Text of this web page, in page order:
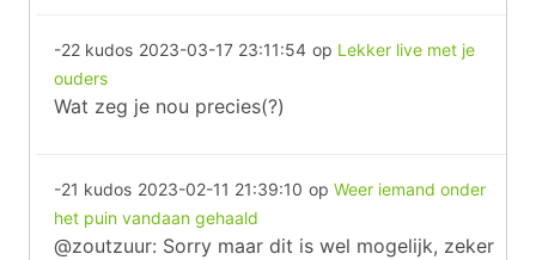
-22 kudos 2023-03-17 23:11:54 op Lekker live met je
ouders
Wat zeg je nou precies(?)
-21 kudos 2023-02-11 21:39:10 op Weer iemand onder
het puin vandaan gehaald
@zoutzuur: Sorry maar dit is wel mogelijk, zeker